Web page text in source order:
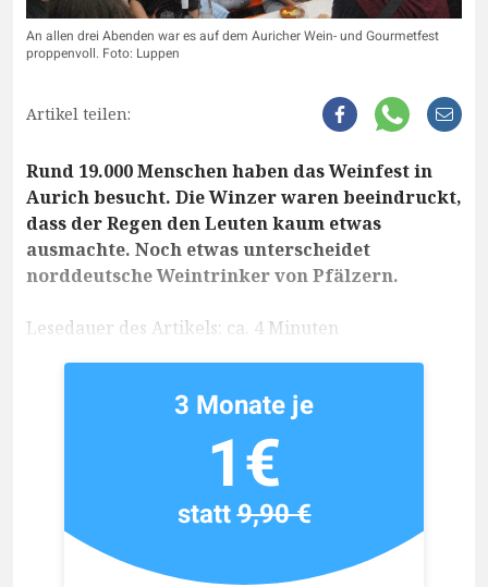
An allen drei Abenden war es auf dem Auricher Wein- und Gourmetfest
proppenvoll. Foto: Luppen
Artikel teilen:
Rund 19.000 Menschen haben das Weinfest in
Aurich besucht. Die Winzer waren beeindruckt,
dass der Regen den Leuten kaum etwas
ausmachte. Noch etwas unterscheidet
norddeutsche Weintrinker von Pfälzern.
Lesedauer des Artikels: ca. 4 Minuten
3 Monate je
1€
statt9,90 €